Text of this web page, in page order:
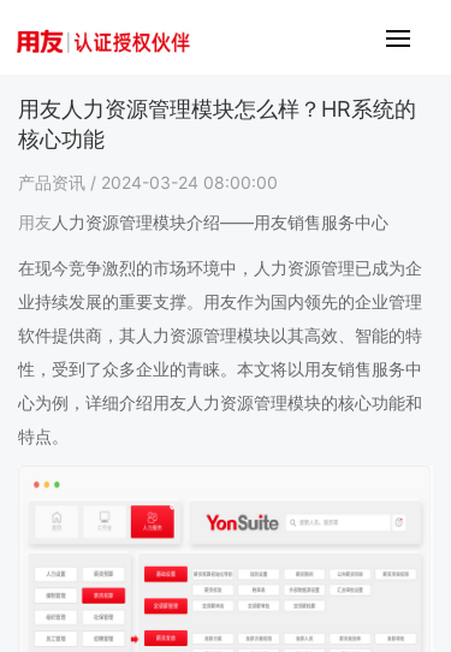
用友人力资源管理模块怎么样？HR系统的
核心功能
产品资讯 / 2024-03-24 08:00:00
用友 人力资源管理模块介绍——用友销售服务中心
在现今竞争激烈的市场环境中，人力资源管理已成为企
业持续发展的重要支撑。用友作为国内领先的企业管理
软件提供商，其人力资源管理模块以其高效、智能的特
性，受到了众多企业的青睐。本文将以用友销售服务中
心为例，详细介绍用友人力资源管理模块的核心功能和
特点。